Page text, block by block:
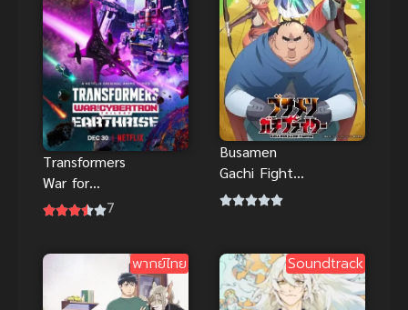
Transformers
War for
Cybertron
เอิร์ธไรส์
7
Busamen
Gachi Fighter
ไอ้หน้าปลวก
พากย์ไทย Soundtrack